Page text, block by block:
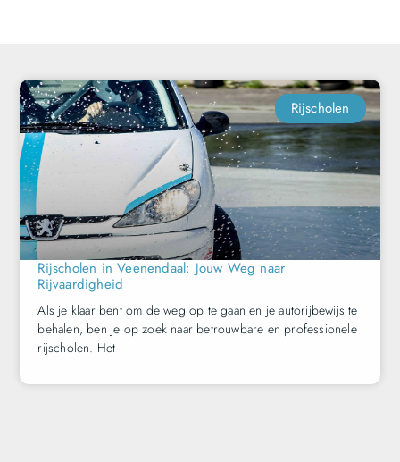
Rijscholen
Rijscholen in Veenendaal: Jouw Weg naar
Rijvaardigheid
Als je klaar bent om de weg op te gaan en je autorijbewijs te
behalen, ben je op zoek naar betrouwbare en professionele
rijscholen. Het